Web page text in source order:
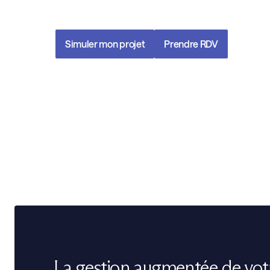
Simuler mon projet Prendre RDV